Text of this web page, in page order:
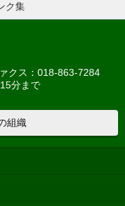
ク集
クス：018-863-7284
分まで
組織